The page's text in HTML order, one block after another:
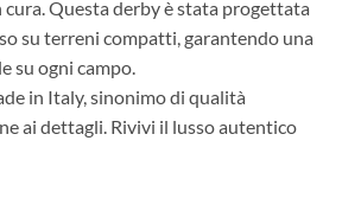
cura. Questa derby è stata progettata
su terreni compatti, garantendo una
su ogni campo.
in Italy, sinonimo di qualità
ai dettagli. Rivivi il lusso autentico